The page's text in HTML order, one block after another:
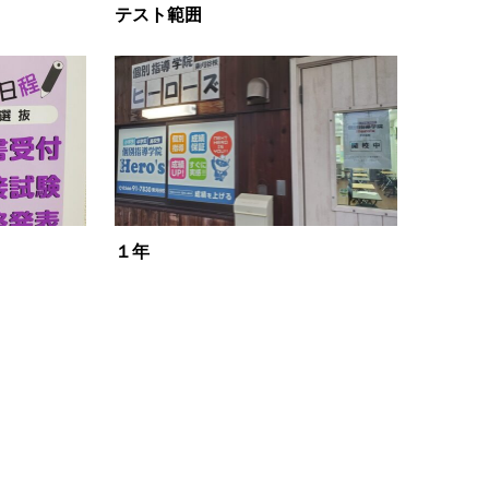
テスト範囲
１年